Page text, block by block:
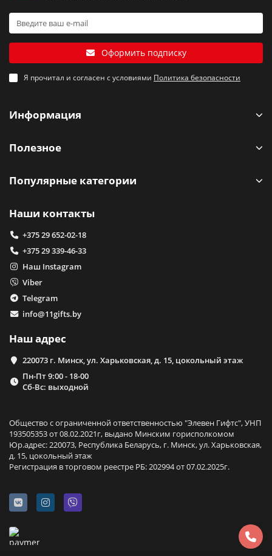
Оформить подписку
Я прочитал и согласен с условиями Политика безопасности
Информация
Полезное
Популярные категории
Наши контакты
+375 29 652-02-18
+375 29 339-46-33
Наш Instagram
Viber
Telegram
info@11gifts.by
Наш адрес
220073 г. Минск, ул. Харьковская, д. 15, цокольный этаж
Пн-Пт 9:00 - 18-00
Сб-Вс: выходной
Общество с ограниченной ответственностью "Элевен Гифтс", УНП
193505353 от 08.02.2021г, выдано Минским горисполкомом
Юр.адрес: 220073, Республика Беларусь, г. Минск, ул. Харьковская,
д. 15, цокольный этаж
Регистрация в торговом реестре РБ: 202994 от 07.02.2025г.